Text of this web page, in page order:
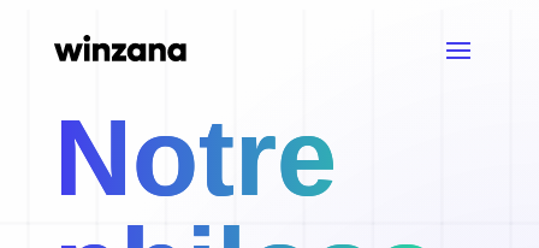
Notre